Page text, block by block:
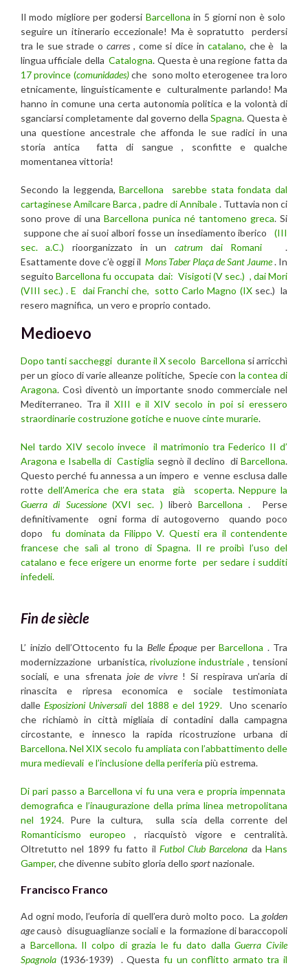
Il modo migliore per godersi Barcellona in 5 giorni non è solo
seguire un itinerario eccezionale! Ma è sopratutto perdersi
tra le sue strade o carres , come si dice in catalano, che è la
lingua ufficiale dellaCatalogna. Questa è una regione fatta da
17 province (comunidades)che sono molto eterogenee tra loro
etnicamente, linguisticamente e culturalmente parlando! Ma
hanno in comune una certa autonomia politica e la volontà di
sganciarsi completamente dal governo dellaSpagna. Questa è
una questione ancestrale che affonda le sue radici in una
storia antica fatta di sangue , sconfitte e qualche
momentanea vittoria!
Secondo la leggenda,Barcellona
sarebbe stata fondata dal
cartaginese Amilcare Barca , padre di Annibale. Tuttavia non ci
sono prove di unaBarcellona punica né tantomeno greca. Si
suppone che ai suoi albori fosse un insediamento iberico
(III
sec. a.C.) rioorganizzato in un catrumdai Romani
.
Esattamente dove c’è oggi il Mons Taber Plaça de Sant Jaume. In
seguitoBarcellona fu occupata dai: Visigoti (V sec.) , dai Mori
(VIII sec.) . E dai Franchi che, sotto Carlo Magno (IXsec.) la
resero magnifica, un vero e proprio contado.
Medioevo
Dopo tanti saccheggi durante il X secolo Barcellona si arricchì
per un gioco di varie alleanze politiche, Specie con la contea di
Aragona. Così diventò un importante snodo commerciale nel
Mediterraneo. Tra il XIII e il XIV secolo in poi si eressero
straordinarie costruzione gotiche e nuove cinte murarie.
Nel tardo XIV secolo invece il matrimonio tra Federico II d’
Aragona e Isabella di Castiglia segnò il declino diBarcellona.
Questo perché fu annessa a un impero e venne esclusa dalle
rottedell’America che era stata già scoperta. Neppure la
Guerra di Sucessione (XVI sec. ) liberòBarcellona . Perse
definitivamente ogni forma di autogoverno quando poco
dopo fu dominata da Filippo V. Questi era il contendente
francese che salì al trono di Spagna. Il re proibì l’uso del
catalano e fece erigere un enorme forte per sedare i sudditi
infedeli.
Fin de siècle
L’ inizio dell’Ottocento fu la Belle Époque per Barcellona . Tra
modernizzazione urbanistica, rivoluzione industriale , tensioni
sociali, e una sfrenata joie de vivre ! Si respirava un’aria di
rinascita e ripresa economica e sociale testimoniata
dalleEsposizioni Universali del 1888 e del 1929. Uno scenario
che richiamò in città migliaia di contadini dalla campagna
circostante, e innesco la rapida ricostruzione urbana di
Barcellona.Nel XIX secolo fu ampliata con l’abbattimento delle
mura medievali e l’inclusione della periferia più estrema.
Di pari passo a Barcellona vi fu una vera e propria impennata
demografica e l’inaugurazione della prima linea metropolitana
nel 1924. Pure la cultura, sulla scia della corrente del
Romanticismo europeo , riacquistò vigore e centralità.
Oltretutto nel 1899 fu fatto il Futbol Club Barcelona daHans
Gamper, che divenne subito gloria dello sportnazionale.
Francisco Franco
Ad ogni modo, l’euforia di quell’era durò molto poco. La golden
agecausò disuguaglianze sociali e la formazione di baraccopoli
a Barcellona. Il colpo di grazia le fu dato dallaGuerra Civile
Spagnola (1936-1939) . Questa fu un conflitto armato tra il